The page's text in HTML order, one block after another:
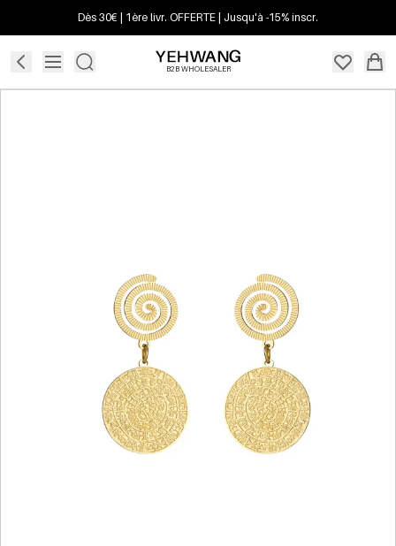
Dès 30€ | 1ère livr. OFFERTE | Jusqu'à -15% inscr.
B2B WHOLESALER